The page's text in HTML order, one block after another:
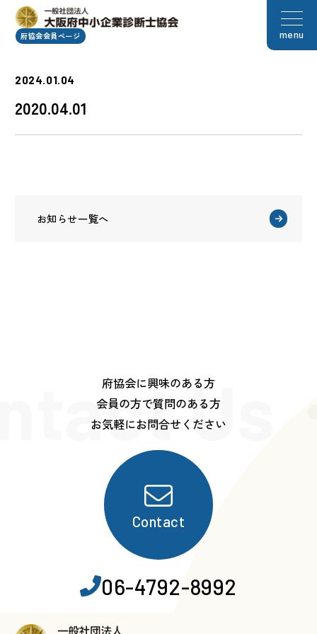
府協会会員ページ menu
2024.01.04
2020.04.01
お知らせ一覧へ
Us
府協会に興味のある方
会員の方で質問のある方
お気軽にお問合せください
Contact
06-4792-8992